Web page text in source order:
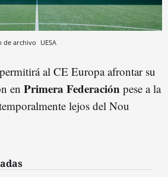
de archivo UESA
al CE Europa afrontar su
en Primera Federación pese a la
lejos del Nou